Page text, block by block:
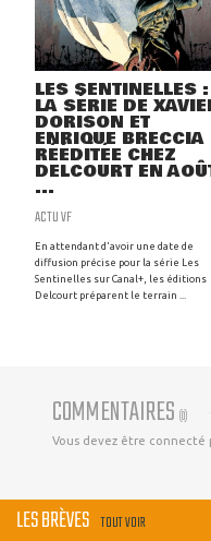
LES SENTINELLES :
LA SÉRIE DE
DORISON ET
ENRIQUE BRECCIA
RÉÉDITÉE CHEZ
DELCOURT EN
...
ACTU VF
En attendant d'avoir une date de
diffusion précise pour la série Les
Sentinelles sur Canal+, les éditions
Delcourt préparent le terrain ...
COMMENTAIRES (0)
Vous devez être connecté
LES BRÈVES TOUT VOIR